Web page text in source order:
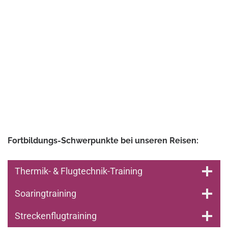
Fortbildungs-Schwerpunkte bei unseren Reisen:
Thermik- & Flugtechnik-Training
Soaringtraining
Streckenflugtraining